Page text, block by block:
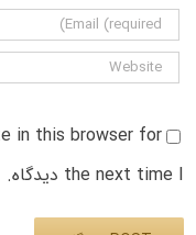
in this browser for
the next time I دیدگاه.